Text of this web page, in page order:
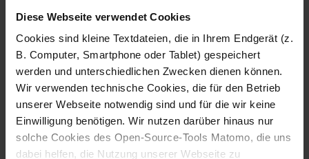
Diese Webseite verwendet Cookies
Cookies sind kleine Textdateien, die in Ihrem Endgerät (z.
B. Computer, Smartphone oder Tablet) gespeichert
werden und unterschiedlichen Zwecken dienen können.
Wir verwenden technische Cookies, die für den Betrieb
unserer Webseite notwendig sind und für die wir keine
Einwilligung benötigen. Wir nutzen darüber hinaus nur
solche Cookies des Open-Source-Tools Matomo, die uns
dabei helfen, die Nutzung unserer Webseite zu
Fotografo: Lorenz
Sternbach
Download
Fotografo: Lorenz
Sternbach
Download